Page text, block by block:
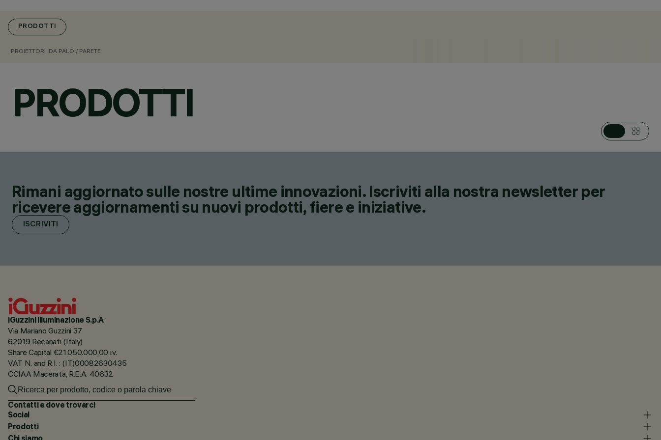
PRODOTTI
PROIETTORI DA PALO / PARETE
PRODOTTI
Rimani aggiornato sulle nostre ultime innovazioni. Iscriviti alla nostra newsletter per
ricevere aggiornamenti su nuovi prodotti, fiere e iniziative.
ISCRIVITI
iGuzzini illuminazione S.p.A
Via Mariano Guzzini 37
62019 Recanati (Italy)
Share Capital €21.050.000,00 i.v.
VAT N. and R.I. : (IT)00082630435
CCIAA Macerata, R.E.A. 40632
Contatti e dove trovarci
Social
Prodotti